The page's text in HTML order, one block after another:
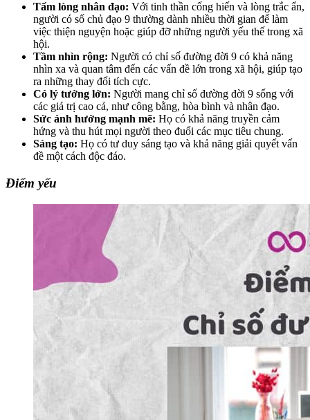
Tấm lòng nhân đạo: Với tinh thần cống hiến và lòng trắc ẩn,
người có số chủ đạo 9 thường dành nhiều thời gian để làm
việc thiện nguyện hoặc giúp đỡ những người yếu thế trong xã
hội.
Tầm nhìn rộng: Người có chỉ số đường đời 9 có khả năng
nhìn xa và quan tâm đến các vấn đề lớn trong xã hội, giúp tạo
ra những thay đổi tích cực.
Có lý tưởng lớn: Người mang chỉ số đường đời 9 sống với
các giá trị cao cả, như công bằng, hòa bình và nhân đạo.
Sức ảnh hưởng mạnh mẽ: Họ có khả năng truyền cảm
hứng và thu hút mọi người theo đuổi các mục tiêu chung.
Sáng tạo: Họ có tư duy sáng tạo và khả năng giải quyết vấn
đề một cách độc đáo.
Điểm yếu